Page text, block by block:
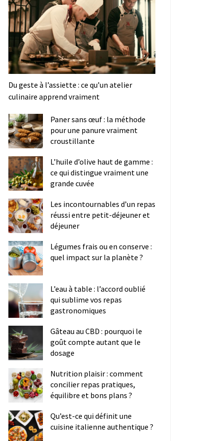
Du geste à l’assiette : ce qu’un atelier
culinaire apprend vraiment
Paner sans œuf : la méthode
pour une panure vraiment
croustillante
L’huile d’olive haut de gamme :
ce qui distingue vraiment une
grande cuvée
Les incontournables d’un repas
réussi entre petit-déjeuner et
déjeuner
Légumes frais ou en conserve :
quel impact sur la planète ?
L’eau à table : l’accord oublié
qui sublime vos repas
gastronomiques
Gâteau au CBD : pourquoi le
goût compte autant que le
dosage
Nutrition plaisir : comment
concilier repas pratiques,
équilibre et bons plans ?
Qu’est-ce qui définit une
cuisine italienne authentique ?